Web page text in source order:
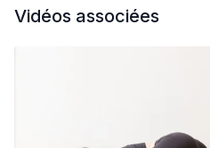
Vidéos associées